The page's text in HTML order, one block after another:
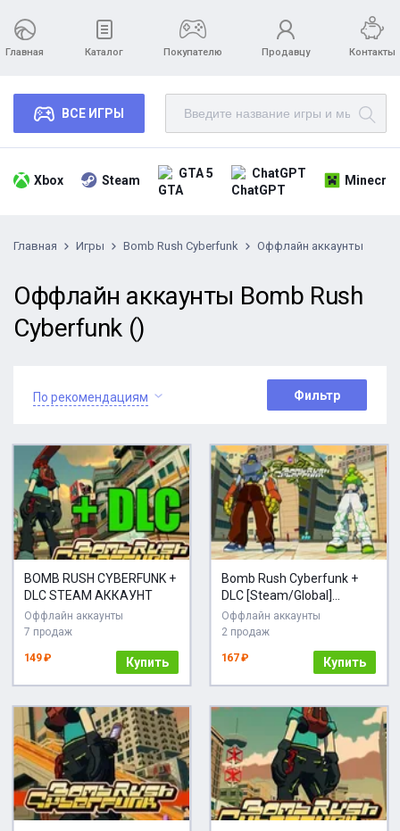
Главная Каталог Покупателю Продавцу Контакты
ВСЕ ИГРЫ
Xbox Steam GTA 5 ChatGPT
Главная Игры Bomb Rush Cyberfunk Оффлайн аккаунты
Оффлайн аккаунты Bomb Rush
Cyberfunk ()
По рекомендациям Фильтр
BOMB RUSH CYBERFUNK +
DLC STEAM АККАУНТ
Оффлайн аккаунты
7 продаж
149 ₽ Купить
Bomb Rush Cyberfunk +
DLC [Steam/Global]
[CashBack]
Оффлайн аккаунты
2 продаж
167 ₽ Купить